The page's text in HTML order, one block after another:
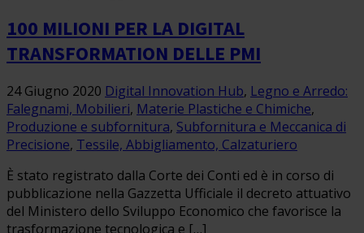
100 MILIONI PER LA DIGITAL
TRANSFORMATION DELLE PMI
24 Giugno 2020 Digital Innovation Hub, Legno e Arredo:
Falegnami, Mobilieri, Materie Plastiche e Chimiche,
Produzione e subfornitura, Subfornitura e Meccanica di
Precisione, Tessile, Abbigliamento, Calzaturiero
È stato registrato dalla Corte dei Conti ed è in corso di
pubblicazione nella Gazzetta Ufficiale il decreto attuativo
del Ministero dello Sviluppo Economico che favorisce la
trasformazione tecnologica e […]